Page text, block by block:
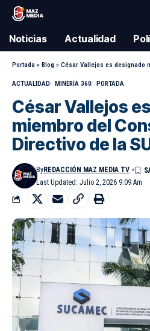
Noticias Actualidad
Portada » Blog » César Vallejos es designado
ACTUALIDAD MINERÍA 360 PORTADA
César Vallejos
miembro del
Directivo de la
Last Updated: Julio 2, 2026 9:09 Am
ByREDACCIÓN MAZ MEDIA TV